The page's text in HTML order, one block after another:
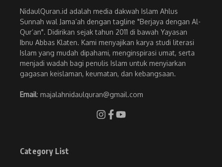
NidaulQuran.id adalah media dakwah Islam Ahlus
Sunnah wal Jama’ah dengan tagline "Berjaya dengan Al-
Qur’an". Didirikan sejak tahun 2011 di bawah Yayasan
Ibnu Abbas Klaten. Kami menyajikan karya studi literasi
Islam yang mudah dipahami, menginspirasi umat, serta
menjadi wadah bagi penulis Islam untuk menyiarkan
gagasan keislaman, keumatan, dan kebangsaan.
Email: majalahnidaulquran@gmail.com
Category List